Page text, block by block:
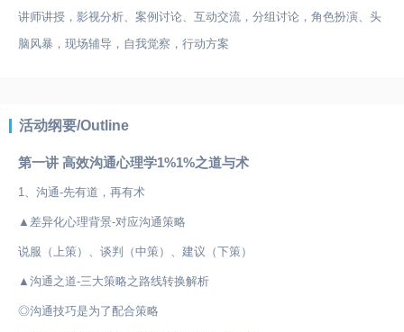
讲师讲授，影视分析、案例讨论、互动交流，分组讨论，角色扮演、头
脑风暴，现场辅导，自我觉察，行动方案
活动纲要/Outline
第一讲 高效沟通心理学1%1%之道与术
1、沟通-先有道，再有术
▲差异化心理背景-对应沟通策略
说服（上策）、谈判（中策）、建议（下策）
▲沟通之道-三大策略之路线转换解析
◎沟通技巧是为了配合策略